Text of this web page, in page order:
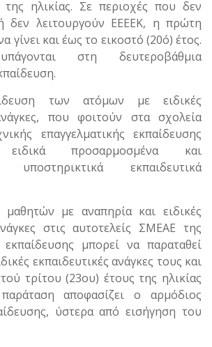
ηλικίας. Σε περιοχές που δεν
δεν λειτουργούν ΕΕΕΕΚ, η πρώτη
γίνει και έως το εικοστό (20ό) έτος.
στη δευτεροβάθμια
των ατόμων με ειδικές
που φοιτούν στα σχολεία
επαγγελματικής εκπαίδευσης
ειδικά προσαρμοσμένα και
υποστηρικτικά εκπαιδευτικά
με αναπηρία και ειδικές
στις αυτοτελείς ΣΜΕΑΕ της
εκπαίδευσης μπορεί να παραταθεί
εκπαιδευτικές ανάγκες τους και
τρίτου (23ου) έτους της ηλικίας
αποφασίζει ο αρμόδιος
ύστερα από εισήγηση του